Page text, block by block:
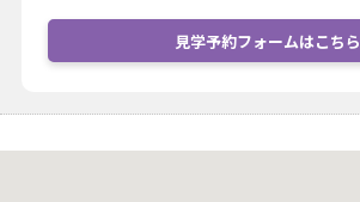
見学予約フォームはこちら